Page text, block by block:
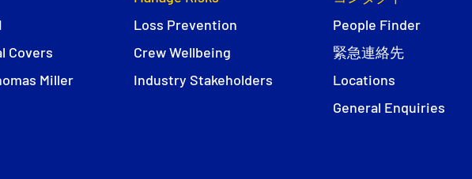
Covers
Miller
Loss Prevention
Crew Wellbeing
Industry Stakeholders
People Finder
緊急連絡先
Locations
General Enquiries